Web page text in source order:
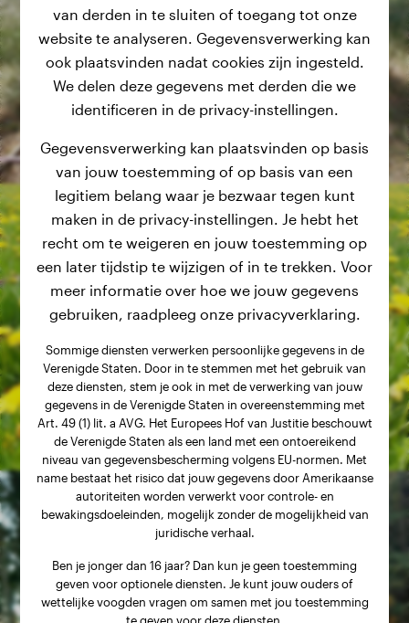
van derden in te sluiten of toegang tot onze
website te analyseren. Gegevensverwerking kan
ook plaatsvinden nadat cookies zijn ingesteld.
We delen deze gegevens met derden die we
identificeren in de privacy-instellingen.
Gegevensverwerking kan plaatsvinden op basis
van jouw toestemming of op basis van een
legitiem belang waar je bezwaar tegen kunt
maken in de privacy-instellingen. Je hebt het
recht om te weigeren en jouw toestemming op
een later tijdstip te wijzigen of in te trekken. Voor
meer informatie over hoe we jouw gegevens
gebruiken, raadpleeg onze privacyverklaring.
Sommige diensten verwerken persoonlijke gegevens in de
Verenigde Staten. Door in te stemmen met het gebruik van
deze diensten, stem je ook in met de verwerking van jouw
gegevens in de Verenigde Staten in overeenstemming met
Art. 49 (1) lit. a AVG. Het Europees Hof van Justitie beschouwt
de Verenigde Staten als een land met een ontoereikend
niveau van gegevensbescherming volgens EU-normen. Met
name bestaat het risico dat jouw gegevens door Amerikaanse
autoriteiten worden verwerkt voor controle- en
bewakingsdoeleinden, mogelijk zonder de mogelijkheid van
juridische verhaal.
Ben je jonger dan 16 jaar? Dan kun je geen toestemming
geven voor optionele diensten. Je kunt jouw ouders of
wettelijke voogden vragen om samen met jou toestemming
te geven voor deze diensten.